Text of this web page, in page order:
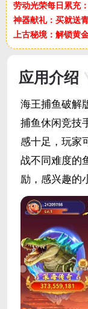
劳动光荣每日累充
神器献礼：买就送
上古秘境：解锁黄
应用介绍
海王捕鱼破解
捕鱼休闲竞技
感十足，玩家
战不同难度的
励，感兴趣的